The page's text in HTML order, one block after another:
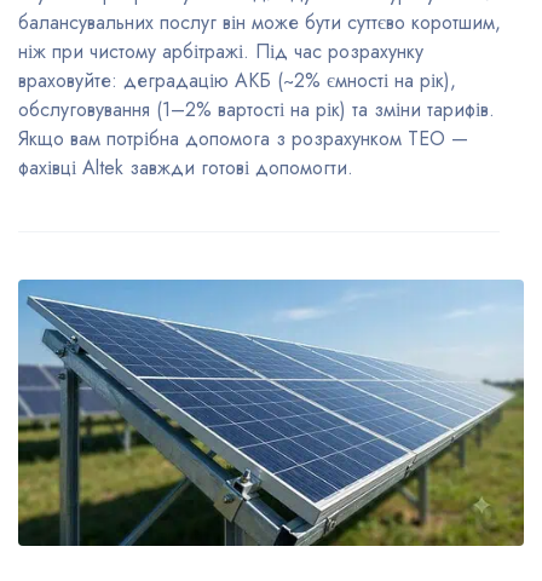
балансувальних послуг він може бути суттєво коротшим,
ніж при чистому арбітражі. Під час розрахунку
враховуйте: деградацію АКБ (~2% ємності на рік),
обслуговування (1–2% вартості на рік) та зміни тарифів.
Якщо вам потрібна допомога з розрахунком ТЕО —
фахівці Altek завжди готові допомогти.